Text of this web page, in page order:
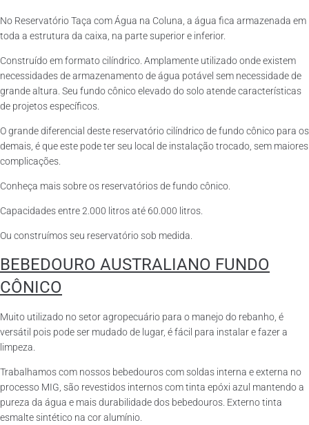
No Reservatório Taça com Água na Coluna, a água fica armazenada em
toda a estrutura da caixa, na parte superior e inferior.
Construído em formato cilíndrico. Amplamente utilizado onde existem
necessidades de armazenamento de água potável sem necessidade de
grande altura. Seu fundo cônico elevado do solo atende características
de projetos específicos.
O grande diferencial deste reservatório cilíndrico de fundo cônico para os
demais, é que este pode ter seu local de instalação trocado, sem maiores
complicações.
Conheça mais sobre os reservatórios de fundo cônico.
Capacidades entre 2.000 litros até 60.000 litros.
Ou construímos seu reservatório sob medida.
BEBEDOURO AUSTRALIANO FUNDO
CÔNICO
Muito utilizado no setor agropecuário para o manejo do rebanho, é
versátil pois pode ser mudado de lugar, é fácil para instalar e fazer a
limpeza.
Trabalhamos com nossos bebedouros com soldas interna e externa no
processo MIG, são revestidos internos com tinta epóxi azul mantendo a
pureza da água e mais durabilidade dos bebedouros. Externo tinta
esmalte sintético na cor alumínio.